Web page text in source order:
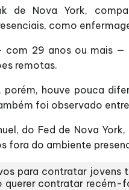
de Nova York,
como
com 29 anos ou mais
remotas.
houve pouca
foi observado
do Fed de Nova
fora do ambiente
para contratar
querer contratar